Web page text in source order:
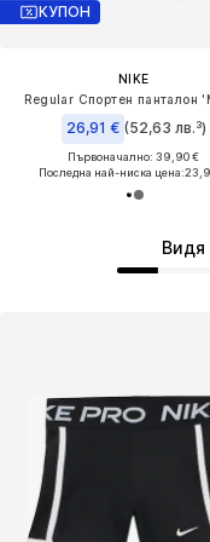
КУПОН
NIKE
Regular Спортен панталон
26,91 € (52,63 лв.³)
Първоначално: 39,90 €
Последна най-ниска цена:
Видя